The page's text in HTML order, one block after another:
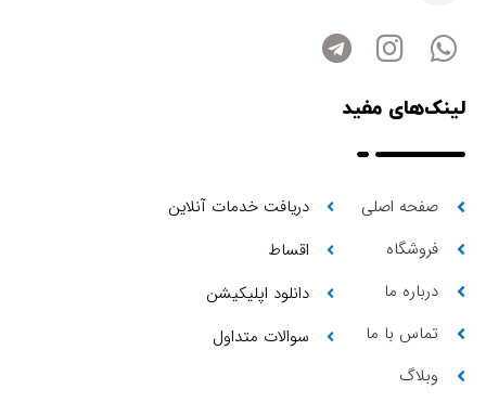
لینک‌های مفید
صفحه اصلی
فروشگاه
درباره ما
تماس با ما
وبلاگ
دریافت خدمات آنلاین
اقساط
دانلود اپلیکیشن
سوالات متداول